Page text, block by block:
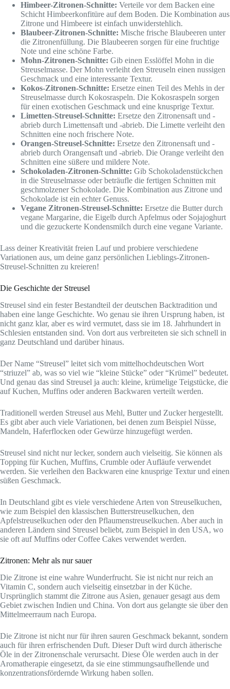
Himbeer-Zitronen-Schnitte: Verteile vor dem Backen eine
Schicht Himbeerkonfitüre auf dem Boden. Die Kombination aus
Zitrone und Himbeere ist einfach unwiderstehlich.
Blaubeer-Zitronen-Schnitte: Mische frische Blaubeeren unter
die Zitronenfüllung. Die Blaubeeren sorgen für eine fruchtige
Note und eine schöne Farbe.
Mohn-Zitronen-Schnitte: Gib einen Esslöffel Mohn in die
Streuselmasse. Der Mohn verleiht den Streuseln einen nussigen
Geschmack und eine interessante Textur.
Kokos-Zitronen-Schnitte: Ersetze einen Teil des Mehls in der
Streuselmasse durch Kokosraspeln. Die Kokosraspeln sorgen
für einen exotischen Geschmack und eine knusprige Textur.
Limetten-Streusel-Schnitte: Ersetze den Zitronensaft und -
abrieb durch Limettensaft und -abrieb. Die Limette verleiht den
Schnitten eine noch frischere Note.
Orangen-Streusel-Schnitte: Ersetze den Zitronensaft und -
abrieb durch Orangensaft und -abrieb. Die Orange verleiht den
Schnitten eine süßere und mildere Note.
Schokoladen-Zitronen-Schnitte: Gib Schokoladenstückchen
in die Streuselmasse oder beträufle die fertigen Schnitten mit
geschmolzener Schokolade. Die Kombination aus Zitrone und
Schokolade ist ein echter Genuss.
Vegane Zitronen-Streusel-Schnitte: Ersetze die Butter durch
vegane Margarine, die Eigelb durch Apfelmus oder Sojajoghurt
und die gezuckerte Kondensmilch durch eine vegane Variante.
Lass deiner Kreativität freien Lauf und probiere verschiedene
Variationen aus, um deine ganz persönlichen Lieblings-Zitronen-
Streusel-Schnitten zu kreieren!
Die Geschichte der Streusel
Streusel sind ein fester Bestandteil der deutschen Backtradition und
haben eine lange Geschichte. Wo genau sie ihren Ursprung haben, ist
nicht ganz klar, aber es wird vermutet, dass sie im 18. Jahrhundert in
Schlesien entstanden sind. Von dort aus verbreiteten sie sich schnell in
ganz Deutschland und darüber hinaus.
Der Name “Streusel” leitet sich vom mittelhochdeutschen Wort
“striuzel” ab, was so viel wie “kleine Stücke” oder “Krümel” bedeutet.
Und genau das sind Streusel ja auch: kleine, krümelige Teigstücke, die
auf Kuchen, Muffins oder anderen Backwaren verteilt werden.
Traditionell werden Streusel aus Mehl, Butter und Zucker hergestellt.
Es gibt aber auch viele Variationen, bei denen zum Beispiel Nüsse,
Mandeln, Haferflocken oder Gewürze hinzugefügt werden.
Streusel sind nicht nur lecker, sondern auch vielseitig. Sie können als
Topping für Kuchen, Muffins, Crumble oder Aufläufe verwendet
werden. Sie verleihen den Backwaren eine knusprige Textur und einen
süßen Geschmack.
In Deutschland gibt es viele verschiedene Arten von Streuselkuchen,
wie zum Beispiel den klassischen Butterstreuselkuchen, den
Apfelstreuselkuchen oder den Pflaumenstreuselkuchen. Aber auch in
anderen Ländern sind Streusel beliebt, zum Beispiel in den USA, wo
sie oft auf Muffins oder Coffee Cakes verwendet werden.
Zitronen: Mehr als nur sauer
Die Zitrone ist eine wahre Wunderfrucht. Sie ist nicht nur reich an
Vitamin C, sondern auch vielseitig einsetzbar in der Küche.
Ursprünglich stammt die Zitrone aus Asien, genauer gesagt aus dem
Gebiet zwischen Indien und China. Von dort aus gelangte sie über den
Mittelmeerraum nach Europa.
Die Zitrone ist nicht nur für ihren sauren Geschmack bekannt, sondern
auch für ihren erfrischenden Duft. Dieser Duft wird durch ätherische
Öle in der Zitronenschale verursacht. Diese Öle werden auch in der
Aromatherapie eingesetzt, da sie eine stimmungsaufhellende und
konzentrationsfördernde Wirkung haben sollen.